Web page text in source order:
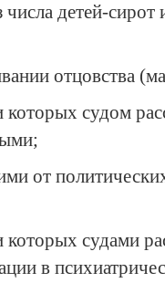
детей-сирот
отцовства
судом
от
судами
в